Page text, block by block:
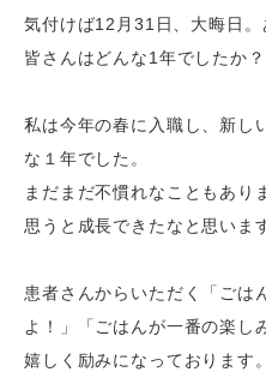
気付けば12月31日、大晦日
皆さんはどんな1年でしたか？
私は今年の春に入職し、新し
な１年でした。
まだまだ不慣れなこともあり
思うと成長できたなと思いま
患者さんからいただく「ごは
よ！」「ごはんが一番の楽
嬉しく励みになっております。